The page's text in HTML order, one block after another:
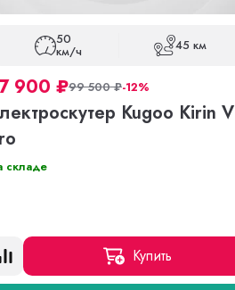
50
км/ч 45 км
900 ₽99 500₽-12%
Kugoo Kirin V
складе
Купить